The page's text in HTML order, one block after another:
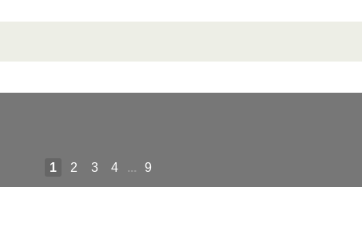
1 2 3 4 ... 9